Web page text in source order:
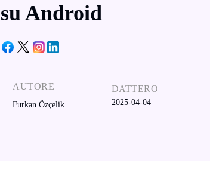
su Android
AUTORE
Furkan Özçelik
DATTERO
2025-04-04